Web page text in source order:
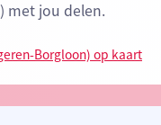
met jou delen.
Borgloon) op kaart